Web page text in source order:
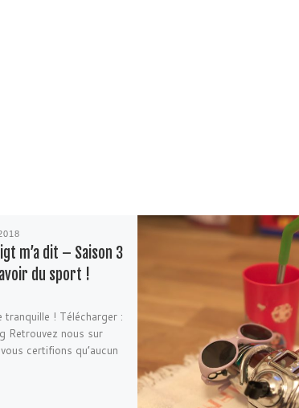
m’a dit – Saison 3
du sport !
tranquille ! Télécharger :
Retrouvez nous sur
certifions qu’aucun